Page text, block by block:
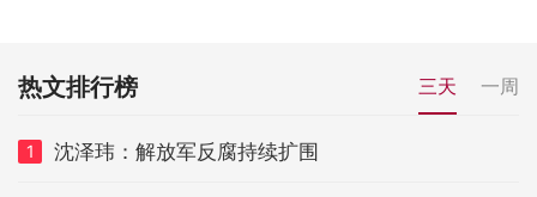
热文排行榜 三天 一周
1 沈泽玮：解放军反腐持续扩围